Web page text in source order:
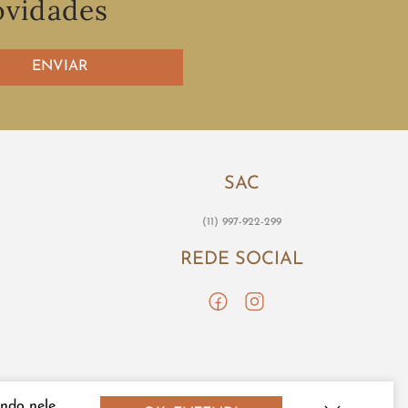
ENVIAR
SAC
(11) 997-922-299
REDE SOCIAL